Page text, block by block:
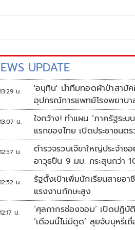
UPDATE
น.
'อนุทิน' นำทีมทอดผ้าป่าสามั
อุปกรณ์การแพทย์โรงพยาบา
ยอดเงินทำบุญ 20 ล้านบาท
น.
ใจกว้าง! ทำแผน ‘ภาครัฐระบ
แรกของไทย เปิดประชาชนต
น.
ตำรวจรวบเจ๊ขาใหญ่ประจำซ
อาวุธปืน 9 มม. กระสุนกว่า
น.
รัฐตั้งเป้าเพิ่มนักเรียนสายอา
แรงงานทักษะสูง
น.
‘ศุลกากรช่องจอม’ เปิดปฏิบั
‘เดือนนี้ไม่มีดูด’ ลุยจับบุหรี่เ